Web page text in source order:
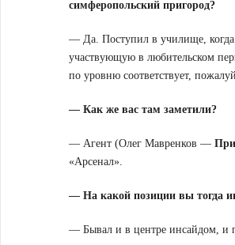
симферопольский пригород?
— Да. Поступил в училище, когда
участвующую в любительском
по уровню соответствует,
— Как же вас там заметили?
— Агент (Олег Мавренков —
«Арсенал».
— На какой позиции вы тогда
— Бывал и в центре инсайдом, и